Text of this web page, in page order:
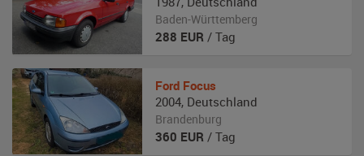
Baden-Württemberg
288 EUR / Tag
Ford Focus
2004, Deutschland
Brandenburg
360 EUR / Tag